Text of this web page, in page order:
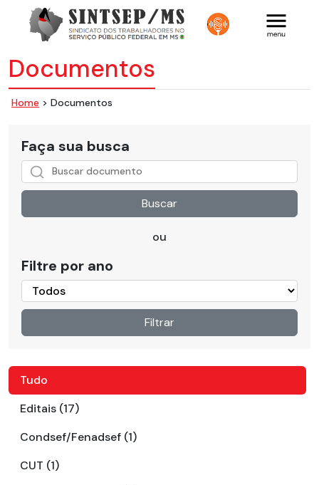
Documentos
Home > Documentos
Faça sua busca
Buscar
ou
Filtre por ano
Filtrar
Tudo
Editais (17)
Condsef/Fenadsef (1)
CUT (1)